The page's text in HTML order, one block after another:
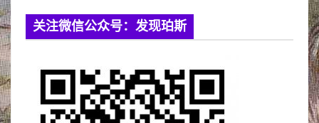
关注微信公众号：发现珀斯